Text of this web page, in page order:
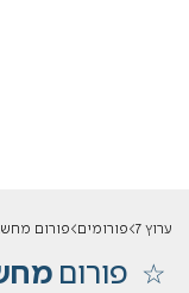
ערוץ 7 פורומים פורום
פורום